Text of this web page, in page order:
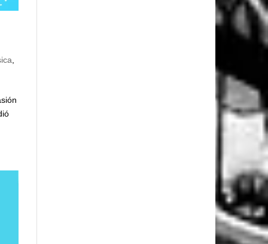
,